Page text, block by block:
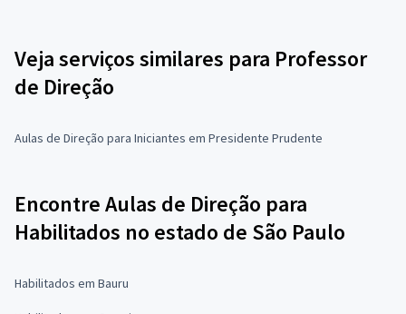
Veja serviços similares para Professor
de Direção
Aulas de Direção para Iniciantes em Presidente Prudente
Encontre Aulas de Direção para
Habilitados no estado de São Paulo
Habilitados em Bauru